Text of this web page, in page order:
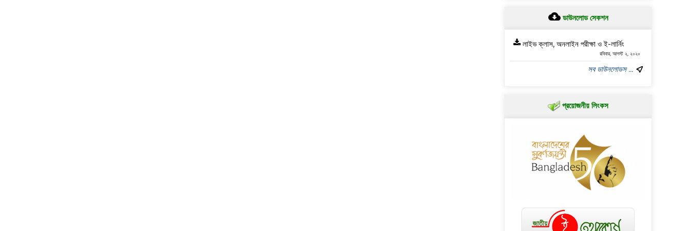
ডাউনলোড সেকশন
লাইভ ক্লাস, অনলাইন পরীক্ষা ও ই-লার্নিং
রবিবার, আগস্ট ২, ২০২০
সব ডাউনলোডস ...
প্রয়োজনীয় লিংকস